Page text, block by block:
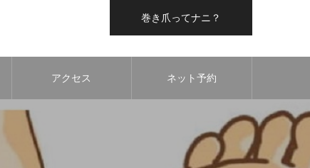
巻き爪ってナニ？
アクセス ネット予約